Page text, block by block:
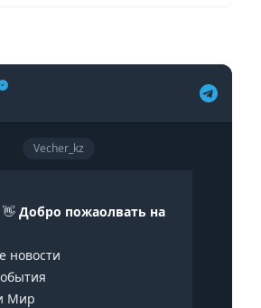
Vecher_kz
Добро пожаолвать на
новости
Мир